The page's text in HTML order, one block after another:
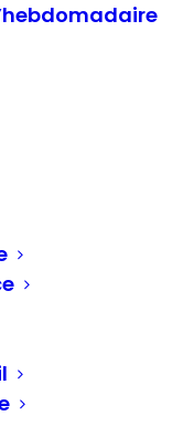
intuitif
LAGO est
clients du
La
sur le
et de la
la